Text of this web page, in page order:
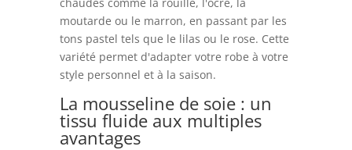
moutarde ou le marron, en passant par les
tons pastel tels que le lilas ou le rose. Cette
variété permet d'adapter votre robe à votre
style personnel et à la saison.
La mousseline de soie : un
tissu fluide aux multiples
avantages